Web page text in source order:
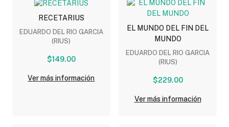
RECETARIUS
EDUARDO DEL RIO GARCIA
(RIUS)
$149.00
Ver más información
EL MUNDO DEL FIN DEL
MUNDO
EDUARDO DEL RIO GARCIA
(RIUS)
$229.00
Ver más información